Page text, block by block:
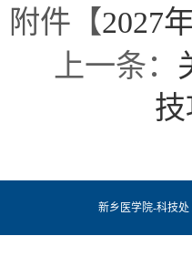
附件【2027
上一条：
新乡医学院-科技